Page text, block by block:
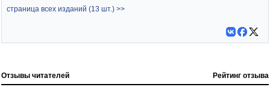
страница всех изданий (13 шт.) >>
Отзывы читателей Рейтинг отзыва